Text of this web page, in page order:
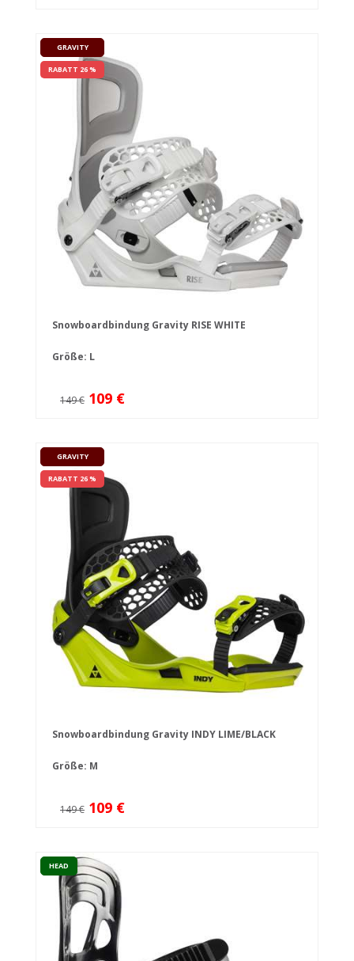
GRAVITY
RABATT 26 %
Snowboardbindung Gravity RISE WHITE
Größe: L
149 € 109 €
GRAVITY
RABATT 26 %
Snowboardbindung Gravity INDY LIME/BLACK
Größe: M
149 € 109 €
HEAD